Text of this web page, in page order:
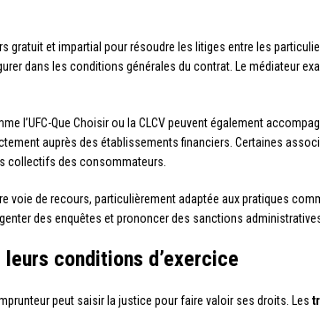
gratuit et impartial pour résoudre les litiges entre les
dans les conditions générales du contrat. Le médiateur
l’UFC-Que Choisir ou la CLCV peuvent également
auprès des établissements financiers. Certaines
collectifs des consommateurs.
voie de recours, particulièrement adaptée aux pratiques
des enquêtes et prononcer des sanctions
conditions d’exercice
peut saisir la justice pour faire valoir ses droits. Les